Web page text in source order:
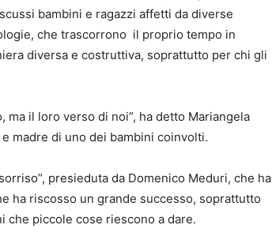
bambini e ragazzi affetti da diverse
che trascorrono il proprio tempo in
diversa e costruttiva, soprattutto per chi gli
il loro verso di noi”, ha detto Mariangela
madre di uno dei bambini coinvolti.
presieduta da Domenico Meduri, che ha
ha riscosso un grande successo, soprattutto
che piccole cose riescono a dare.